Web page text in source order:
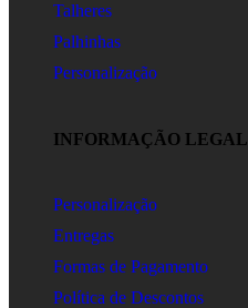
Talheres
Palhinhas
Personalização
INFORMAÇÃO LEGAL
Personalização
Entregas
Formas de Pagamento
Política de Descontos